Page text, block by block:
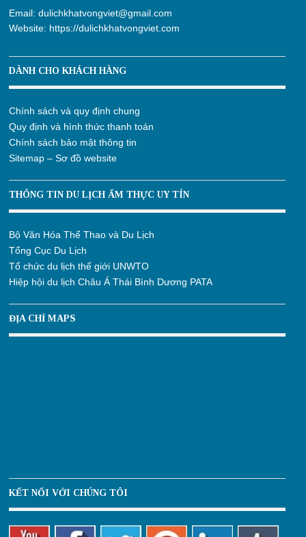
Email:dulichkhatvongviet@gmail.com
Website: https://dulichkhatvongviet.com
DÀNH CHO KHÁCH HÀNG
Chính sách và quy định chung
Quy định và hình thức thanh toán
Chính sách bảo mật thông tin
Sitemap – Sơ đồ website
THÔNG TIN DU LỊCH ẨM THỰC UY TÍN
Bộ Văn Hóa Thể Thao và Du Lịch
Tổng Cục Du Lịch
Tổ chức du lịch thế giới UNWTO
Hiệp hội du lịch Châu Á Thái Bình Dương PATA
ĐỊA CHỈ MAPS
KẾT NỐI VỚI CHÚNG TÔI